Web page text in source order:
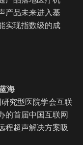
产品未来进入基
实现指数级的成
海
究型医院学会互联
的首届中国互联网
程超声解决方案吸